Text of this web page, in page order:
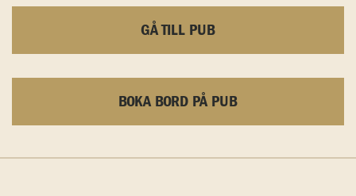
GÅ TILL PUB
BOKA BORD PÅ PUB